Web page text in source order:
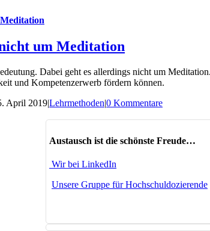
um Meditation
Dabei geht es allerdings nicht um
und Kompetenzerwerb fördern können.
April 2019|Lehrmethoden|0 Kommentare
Austausch ist die schönste Freude…
Wir bei LinkedIn
Unsere Gruppe für Hochschuldozierende